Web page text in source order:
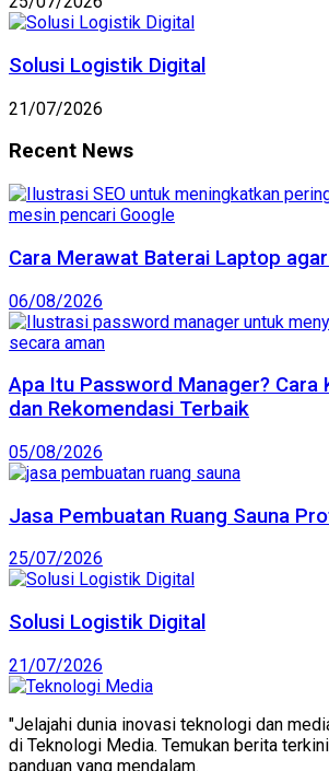
Solusi Logistik Digital
21/07/2026
Recent News
Cara Merawat Baterai Laptop
06/08/2026
Apa Itu Password Manager? Cara
dan Rekomendasi Terbaik
05/08/2026
Jasa Pembuatan Ruang Sauna
25/07/2026
Solusi Logistik Digital
21/07/2026
"Jelajahi dunia inovasi teknologi dan
di Teknologi Media. Temukan berita
panduan yang mendalam.